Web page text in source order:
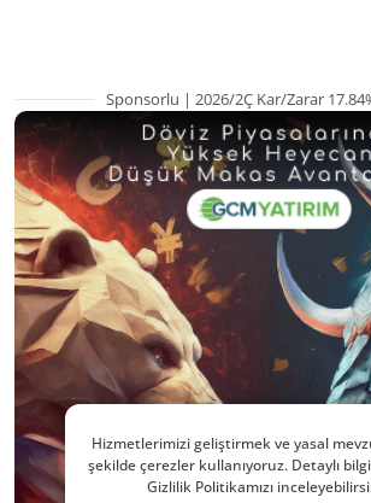
Sponsorlu | 2026/2Ç Kar/Zarar
Hizmetlerimizi geliştirmek ve yasal
şekilde çerezler kullanıyoruz. Detaylı
Gizlilik Politikamızı